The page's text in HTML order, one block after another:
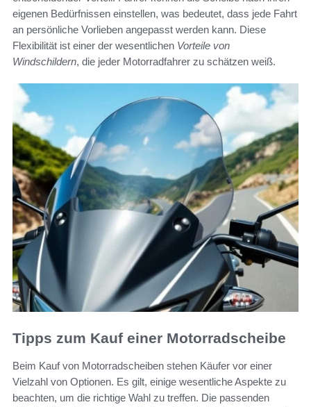
eigenen Bedürfnissen einstellen, was bedeutet, dass jede Fahrt
an persönliche Vorlieben angepasst werden kann. Diese
Flexibilität ist einer der wesentlichen Vorteile von
Windschildern, die jeder Motorradfahrer zu schätzen weiß.
Tipps zum Kauf einer Motorradscheibe
Beim Kauf von Motorradscheiben stehen Käufer vor einer
Vielzahl von Optionen. Es gilt, einige wesentliche Aspekte zu
beachten, um die richtige Wahl zu treffen. Die passenden